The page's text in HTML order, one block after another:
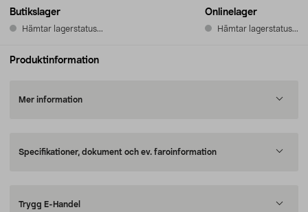
Butikslager
Hämtar lagerstatus...
Onlinelager
Hämtar lagerstatus...
Produktinformation
Mer information
Specifikationer, dokument och ev. faroinformation
Trygg E-Handel